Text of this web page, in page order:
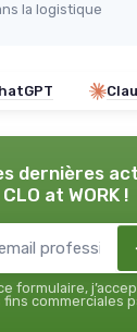
la logistique
dernières
CLO at WORK !
formulaire,
commerciales